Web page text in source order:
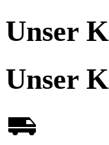
Unser
Unser